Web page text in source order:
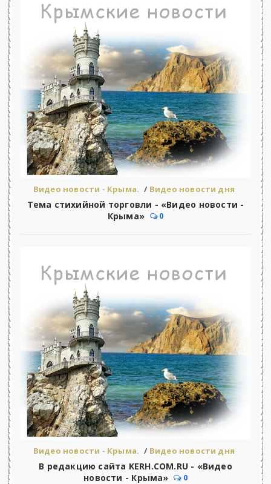
Видео новости - Крыма. / Видео новости дня
Тема стихийной торговли - «Видео новости -
Крыма»
0
Видео новости - Крыма. / Видео новости дня
В редакцию сайта KERH.COM.RU - «Видео
новости - Крыма»
0